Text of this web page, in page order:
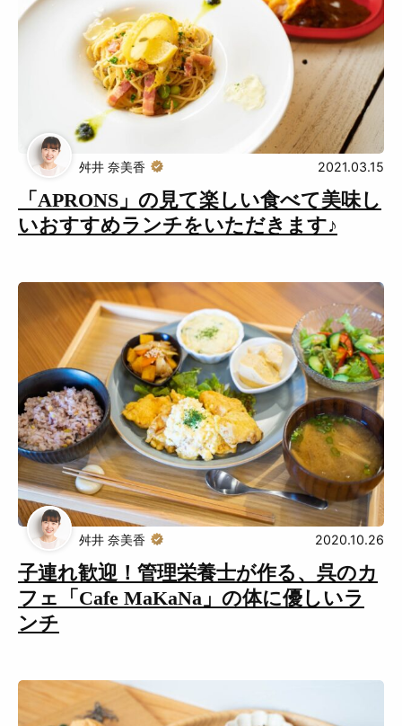
「APRONS」の見て楽しい食べて美味し
いおすすめランチをいただきます♪
舛井 奈美香 2021.03.15
子連れ歓迎！管理栄養士が作る、呉のカ
フェ「Cafe MaKaNa」の体に優しいラ
ンチ
舛井 奈美香 2020.10.26